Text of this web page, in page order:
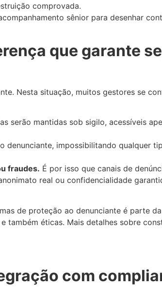
comprovada.
sênior para desenhar
que garante
Nesta situação, muitos gestores se
serão mantidas sob sigilo, acessíveis
denunciante, impossibilitando qualquer
fraudes. É por isso que canais de
real ou confidencialidade
de proteção ao denunciante é parte
também éticas. Mais detalhes sobre
com